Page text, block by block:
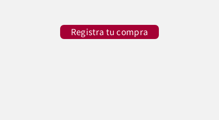
Registra tu compra